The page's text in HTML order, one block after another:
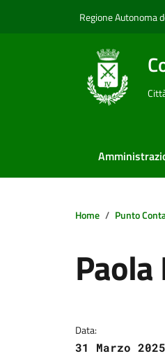
Regione Autonoma
Home Punto
Paola
Data:
31 Marzo 2025